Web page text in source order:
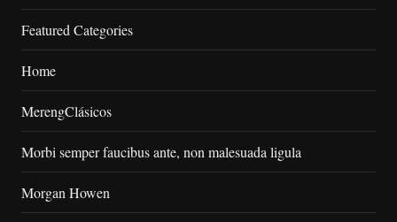
Featured Categories
Home
MerengClásicos
Morbi semper faucibus ante, non malesuada ligula
Morgan Howen